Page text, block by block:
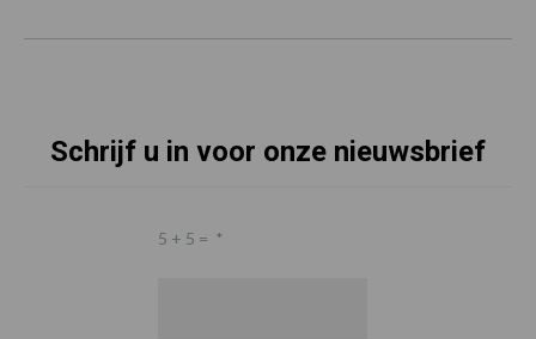
Schrijf u in voor onze nieuwsbrief
5 + 5 = *